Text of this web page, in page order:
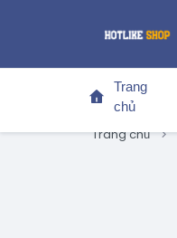
Trang
chủ
Trang chủ